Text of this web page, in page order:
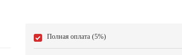
Полная оплата (5%)